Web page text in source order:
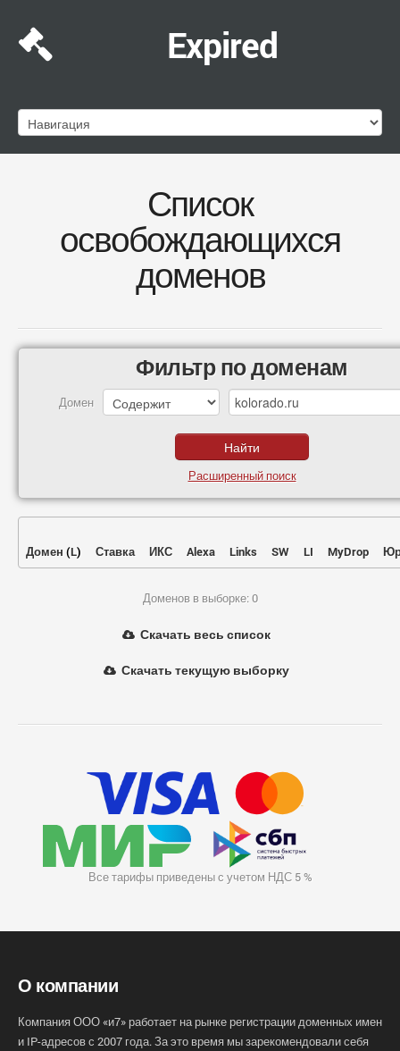
Expired
Список
освобождающихся
доменов
Фильтр по доменам
Домен
Расширенный поиск
Домен (L) Ставка ИКС Alexa Links SW LI MyDrop
Доменов в выборке: 0
Скачать весь список
Скачать текущую выборку
Все тарифы приведены с учетом НДС 5 %
О компании
Компания ООО «и7» работает на рынке регистрации доменных имен
и IP-адресов с 2007 года. За это время мы зарекомендовали себя